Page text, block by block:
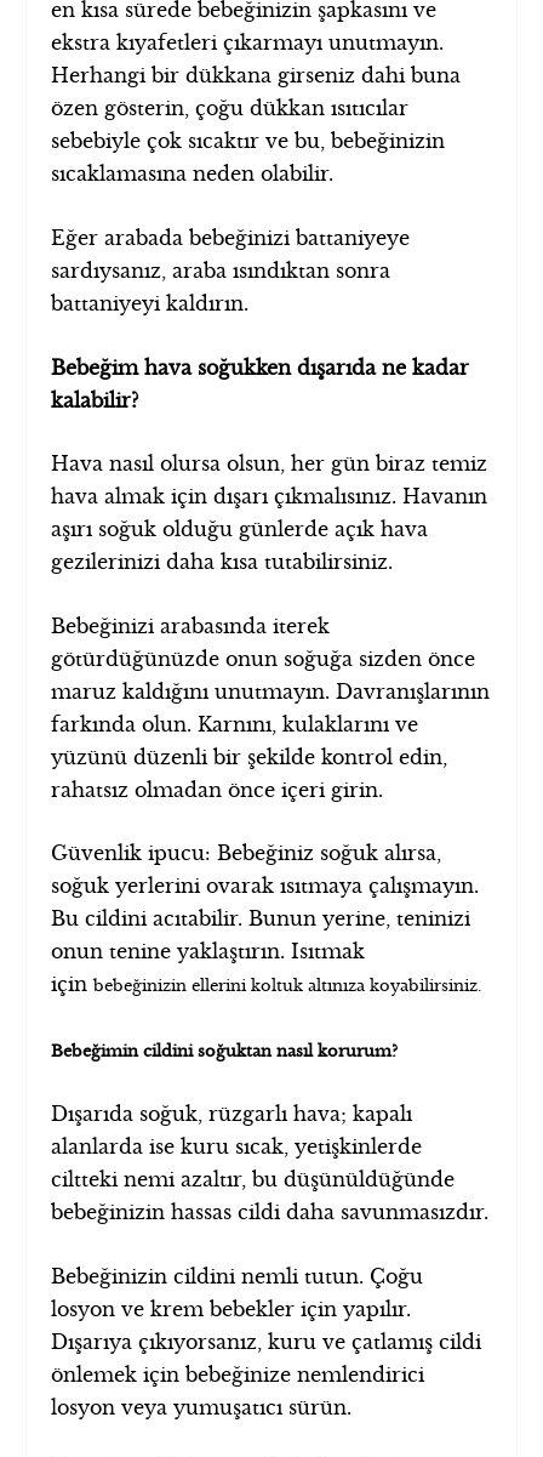
en kısa sürede bebeğinizin şapkasını ve
ekstra kıyafetleri çıkarmayı unutmayın.
Herhangi bir dükkana girseniz dahi buna
özen gösterin, çoğu dükkan ısıtıcılar
sebebiyle çok sıcaktır ve bu, bebeğinizin
sıcaklamasına neden olabilir.
Eğer arabada bebeğinizi battaniyeye
sardıysanız, araba ısındıktan sonra
battaniyeyi kaldırın.
Bebeğim hava soğukken dışarıda ne kadar
kalabilir?
Hava nasıl olursa olsun, her gün biraz temiz
hava almak için dışarı çıkmalısınız. Havanın
aşırı soğuk olduğu günlerde açık hava
gezilerinizi daha kısa tutabilirsiniz.
Bebeğinizi arabasında iterek
götürdüğünüzde onun soğuğa sizden önce
maruz kaldığını unutmayın. Davranışlarının
farkında olun. Karnını, kulaklarını ve
yüzünü düzenli bir şekilde kontrol edin,
rahatsız olmadan önce içeri girin.
Güvenlik ipucu: Bebeğiniz soğuk alırsa,
soğuk yerlerini ovarak ısıtmaya çalışmayın.
Bu cildini acıtabilir. Bunun yerine, teninizi
onun tenine yaklaştırın. Isıtmak
içinbebeğinizin ellerinikoltuk altınıza koyabilirsiniz.
Bebeğimin cildini soğuktan nasıl korurum?
Dışarıda soğuk, rüzgarlı hava; kapalı
alanlarda ise kuru sıcak, yetişkinlerde
ciltteki nemi azaltır, bu düşünüldüğünde
bebeğinizin hassas cildi daha savunmasızdır.
Bebeğinizin cildini nemli tutun. Çoğu
losyon ve krem bebekler için yapılır.
Dışarıya çıkıyorsanız, kuru ve çatlamış cildi
önlemek için bebeğinize nemlendirici
losyon veya yumuşatıcı sürün.